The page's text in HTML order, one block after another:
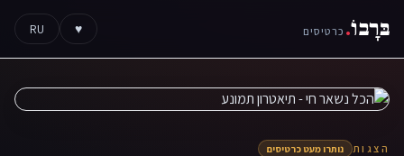
בּרָבוֹ. כרטיסים ♥
RU
הצגות נותרו מעט כרטיסים